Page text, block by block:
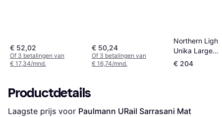
€ 52,02
Of 3 betalingen van
€ 17,34/mnd.
€ 50,24
Of 3 betalingen van
€ 16,74/mnd.
Northern
Unika Large
Hanglamp ∅
€ 204
Productdetails
Laagste prijs voor Paulmann URail Sarrasani Mat